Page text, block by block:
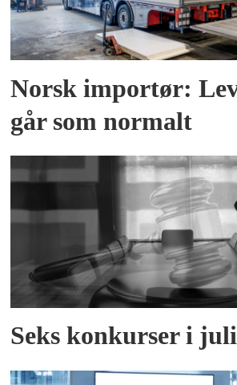
Norsk importør:
går som normalt
Seks konkurser i juli